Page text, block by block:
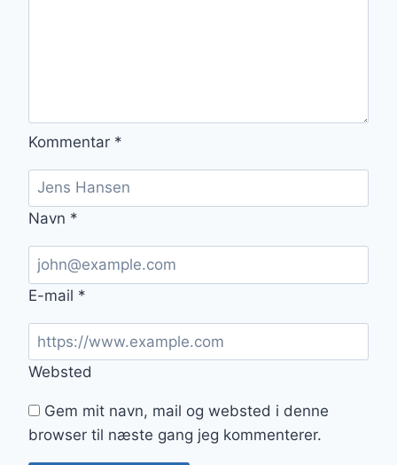
Kommentar *
Navn *
E-mail *
Websted
Gem mit navn, mail og websted i denne
browser til næste gang jeg kommenterer.